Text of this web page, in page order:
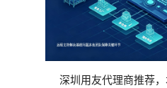
深圳用友代理商推荐